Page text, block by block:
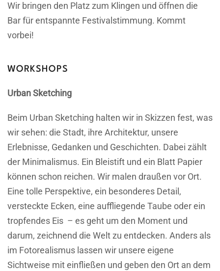
Wir bringen den Platz zum Klingen und öffnen die
Bar für entspannte Festivalstimmung. Kommt
vorbei!
WORKSHOPS
Urban Sketching
Beim Urban Sketching halten wir in Skizzen fest, was
wir sehen: die Stadt, ihre Architektur, unsere
Erlebnisse, Gedanken und Geschichten. Dabei zählt
der Minimalismus. Ein Bleistift und ein Blatt Papier
können schon reichen. Wir malen draußen vor Ort.
Eine tolle Perspektive, ein besonderes Detail,
versteckte Ecken, eine auffliegende Taube oder ein
tropfendes Eis – es geht um den Moment und
darum, zeichnend die Welt zu entdecken. Anders als
im Fotorealismus lassen wir unsere eigene
Sichtweise mit einfließen und geben den Ort an dem